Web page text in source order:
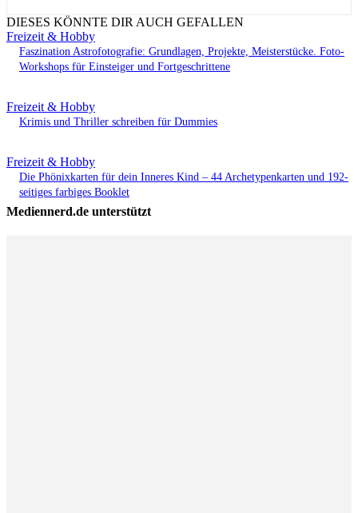
DIESES KÖNNTE DIR AUCH GEFALLEN
Freizeit & Hobby
Faszination Astrofotografie: Grundlagen, Projekte, Meisterstücke. Foto-
Workshops für Einsteiger und Fortgeschrittene
Freizeit & Hobby
Krimis und Thriller schreiben für Dummies
Freizeit & Hobby
Die Phönixkarten für dein Inneres Kind – 44 Archetypenkarten und 192-
seitiges farbiges Booklet
Mediennerd.de unterstützt